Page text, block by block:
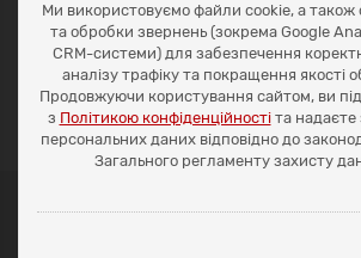
Доставка та оплата
Наші контакти
Умови повернення
+38 (099) 452-20-02
+38 (098) 492-20-02
office@ocean.biz.ua
Ми використовуємо файли cookie, а також
та обробки звернень (зокрема Google
CRM-системи) для забезпечення
аналізу трафіку та покращення якості
Продовжуючи користування сайтом, ви
з Політикою конфіденційностіта надаєте
персональних даних відповідно до
Загального регламенту захисту